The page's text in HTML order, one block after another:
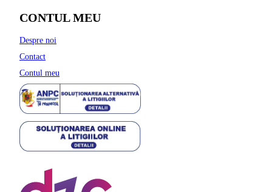
CONTUL MEU
Despre noi
Contact
Contul meu